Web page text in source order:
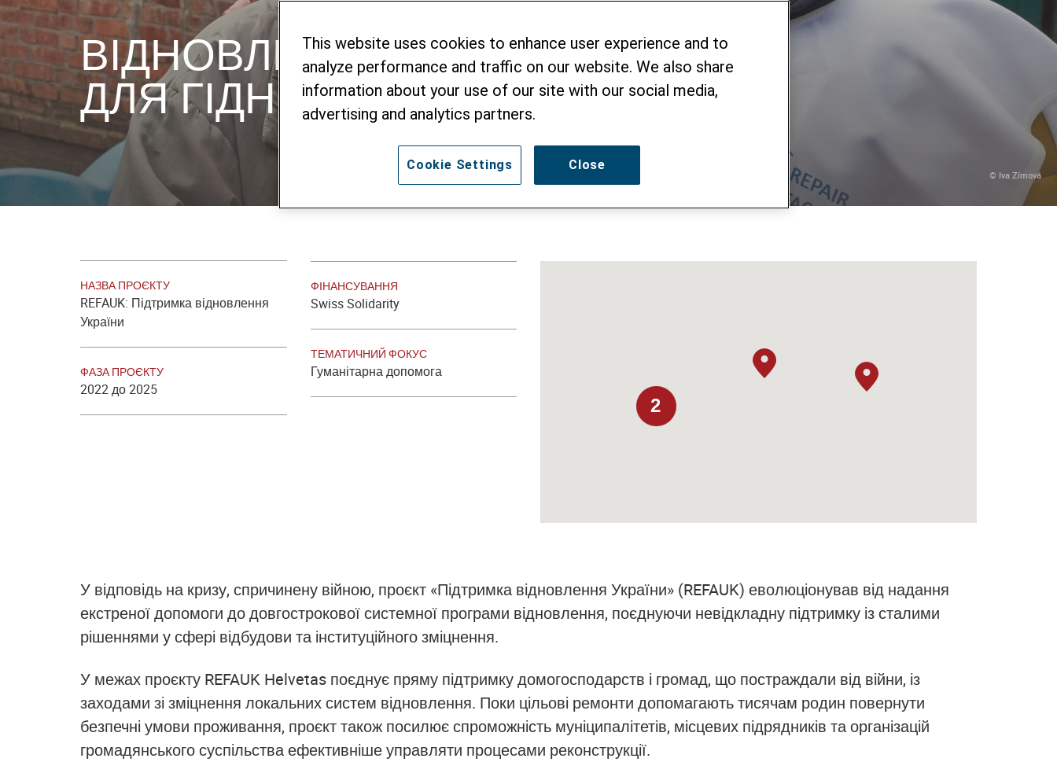
ВІДНОВЛЕНА ІНФРАСТРУКТУРА
ДЛЯ ГІДНОГО ЖИТТЯ
© Iva Zímová
2
НАЗВА ПРОЄКТУ
REFAUK: Підтримка відновлення
України
ФАЗА ПРОЄКТУ
2022 до 2025
ФІНАНСУВАННЯ
Swiss Solidarity
ТЕМАТИЧНИЙ ФОКУС
Гуманітарна допомога
У відповідь на кризу, спричинену війною, проєкт «Підтримка відновлення України» (REFAUK) еволюціонував від надання
екстреної допомоги до довгострокової системної програми відновлення, поєднуючи невідкладну підтримку із сталими
рішеннями у сфері відбудови та інституційного зміцнення.
У межах проєкту REFAUK Helvetas поєднує пряму підтримку домогосподарств і громад, що постраждали від війни, із
заходами зі зміцнення локальних систем відновлення. Поки цільові ремонти допомагають тисячам родин повернути
безпечні умови проживання, проєкт також посилює спроможність муніципалітетів, місцевих підрядників та організацій
громадянського суспільства ефективніше управляти процесами реконструкції.
This website uses cookies to enhance user experience and to
analyze performance and traffic on our website. We also share
information about your use of our site with our social media,
advertising and analytics partners.
Close
Cookie Settings